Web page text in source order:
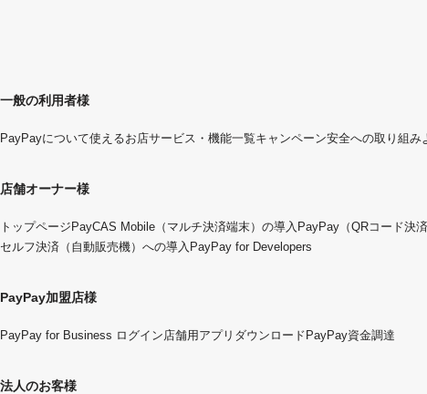
一般の利用者様
PayPayについて使えるお店サービス・機能一覧キャンペーン安全への取り組み
店舗オーナー様
トップページ PayCAS Mobile（マルチ決済端末）の導入 PayPay（QRコード決
セルフ決済（自動販売機）への導入 PayPay for Developers
PayPay加盟店様
PayPay for Business ログイン店舗用アプリダウンロード PayPay資金調達
法人のお客様